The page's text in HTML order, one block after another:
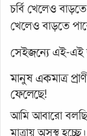
চর্বি খেলেও
খেলেও বাড়তে
সেইজন্যে এই-এই
মানুষ একমাত্র
ফেলেছে!
আমি আবারো বলছি,
মাত্রায় অসুস্থ হচ্ছে।